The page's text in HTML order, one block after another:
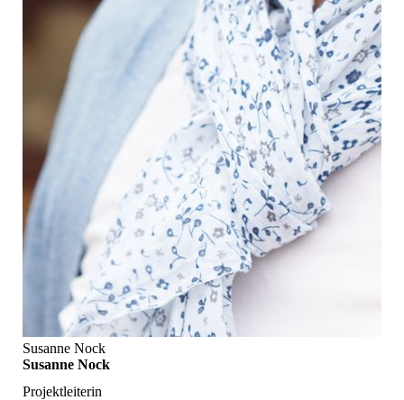
Susanne Nock
Susanne Nock
Projektleiterin